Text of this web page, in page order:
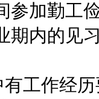
参加勤工
期内的见
作经历